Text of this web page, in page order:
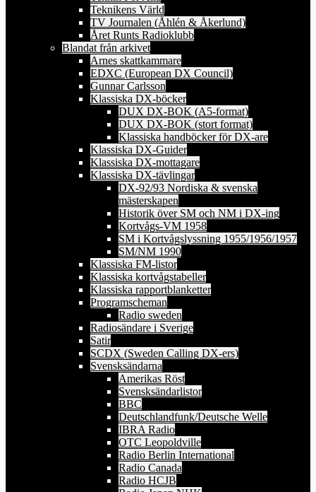
Teknikens Värld
TV Journalen (Åhlén & Åkerlund)
Året Runts Radioklubb
Blandat från arkivet
Arnes skattkammare
EDXC (European DX Council)
Gunnar Carlsson
Klassiska DX-böcker
DUX DX-BOK (A5-format)
DUX DX-BOK (stort format)
Klassiska handböcker för DX-are
Klassiska DX-Guider
Klassiska DX-mottagare
Klassiska DX-tävlingar
DX-92/93 Nordiska & svenska
mästerskapen
Historik över SM och NM i DX-ing
Kortvågs-VM 1958
SM i Kortvågslyssning 1955/1956/1957
SM/NM 1990
Klassiska FM-listor
Klassiska kortvågstabeller
Klassiska rapportblanketter
Programscheman
Radio sweden
Radiosändare i Sverige
Satir
SCDX (Sweden Calling DX-ers)
Svensksändarna
Amerikas Röst
Svensksändarlistor
BBC
Deutschlandfunk/Deutsche Welle
IBRA Radio
OTC Leopoldville
Radio Berlin International
Radio Canada
Radio HCJB